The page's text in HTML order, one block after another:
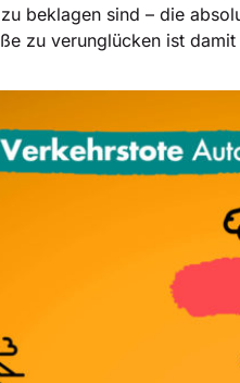
beklagen sind – die
zu verunglücken ist